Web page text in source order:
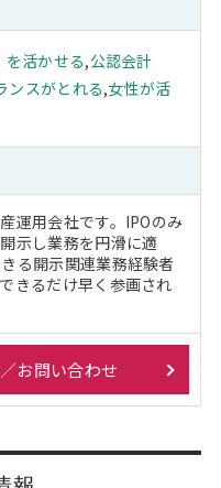
を活かせる,公認会計
ンスがとれる,女性が活
運用会社です。IPOのみ
示し業務を円滑に適
る開示関連業務経験者
きるだけ早く参画され
お問い合わせ